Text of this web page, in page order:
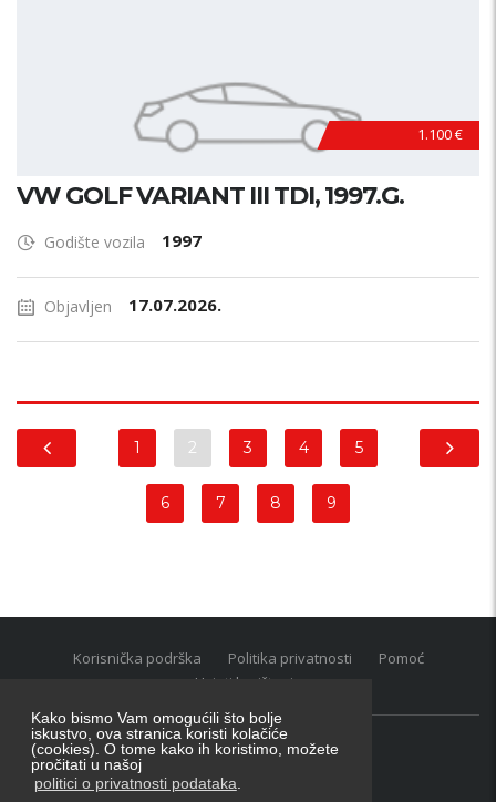
Kako bismo Vam omogućili što bolje
iskustvo, ova stranica koristi kolačiće
(cookies). O tome kako ih koristimo, možete
pročitati u našoj
politici o privatnosti podataka
1.100 €
VW GOLF VARIANT III TDI, 1997.G.
Godište vozila 1997
Objavljen 17.07.2026.
1 2 3 4 5
6 7 8 9
Korisnička podrška Politika privatnosti
Pomoć
Uvjeti korištenja
Oglasnik grupacija:posao.hr|oglasnik.hr|auti.hr
Tečaj za konverziju u EUR valutu: 1 euro = 7.53450 kn